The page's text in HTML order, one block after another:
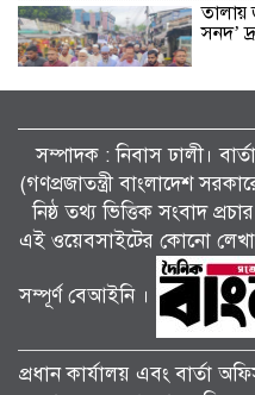
তালায়
সনদ’
অনুষ্ঠিত।
প্রদান
কয়রায়
সম্পাদক : নিবাস ঢালী।
(গণপ্রজাতন্ত্রী বাংলাদেশ
নিষ্ঠ তথ্য ভিত্তিক সংবাদ
এই ওয়েবসাইটের কোনো
সম্পূর্ণ বেআইনি ।
প্রধান কার্যালয় এবং বার্তা